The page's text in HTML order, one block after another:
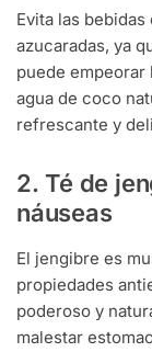
Evita las
azucaradas, ya
puede empeorar
agua de coco
refrescante y
2. Té de
náuseas
El jengibre es
propiedades
poderoso y
malestar